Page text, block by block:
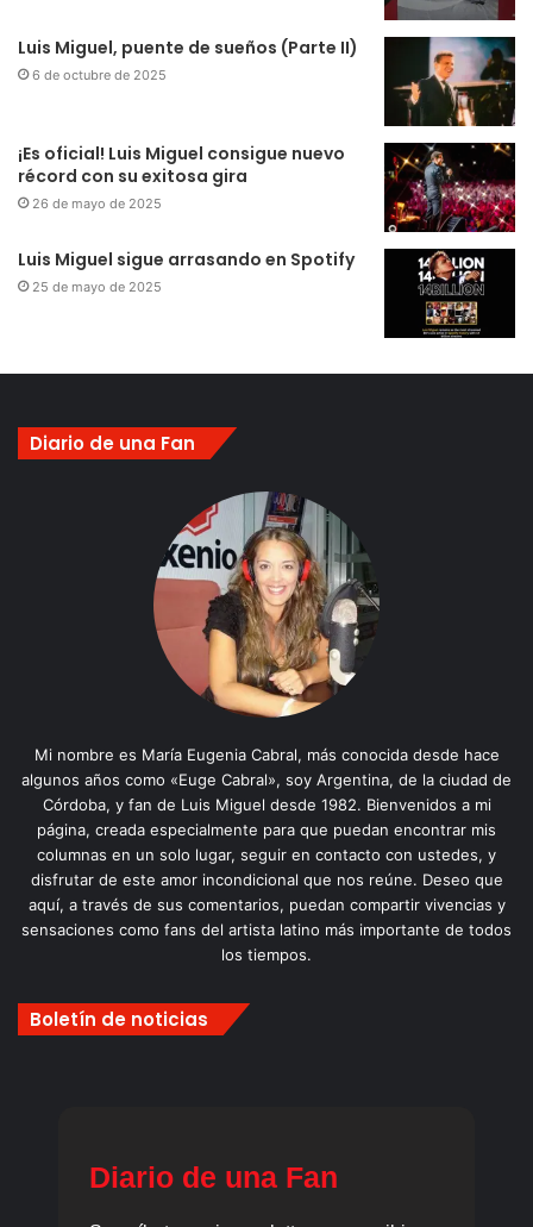
Luis Miguel, puente de sueños (Parte II)
6 de octubre de 2025
¡Es oficial! Luis Miguel consigue nuevo
récord con su exitosa gira
26 de mayo de 2025
Luis Miguel sigue arrasando en Spotify
25 de mayo de 2025
Diario de una Fan
Mi nombre es María Eugenia Cabral, más conocida desde hace
algunos años como «Euge Cabral», soy Argentina, de la ciudad de
Córdoba, y fan de Luis Miguel desde 1982. Bienvenidos a mi
página, creada especialmente para que puedan encontrar mis
columnas en un solo lugar, seguir en contacto con ustedes, y
disfrutar de este amor incondicional que nos reúne. Deseo que
aquí, a través de sus comentarios, puedan compartir vivencias y
sensaciones como fans del artista latino más importante de todos
los tiempos.
Boletín de noticias